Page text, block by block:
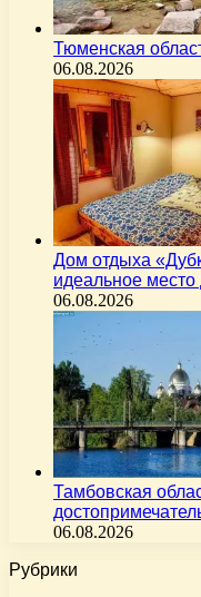
Тюменская
06.08.2026
Дом отдыха
идеальное
06.08.2026
Тамбовская
06.08.2026
Рубрики